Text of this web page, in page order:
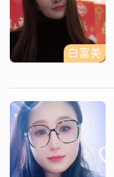
白富美